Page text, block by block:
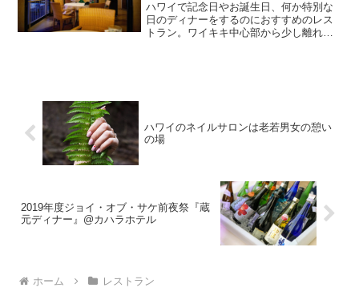
ハワイで記念日やお誕生日、何か特別な
日のディナーをするのにおすすめのレス
トラン。ワイキキ中心部から少し離れ
ハワイのネイルサロンは老若男女の憩い
の場
2019年度ジョイ・オブ・サケ前夜祭『蔵
元ディナー』@カハラホテル
ホーム レストラン